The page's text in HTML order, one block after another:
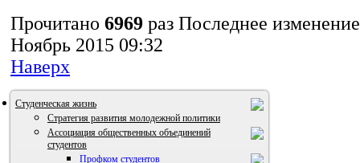
Прочитано 6969 раз Последнее
Ноябрь 2015 09:32
Наверх
Студенческая жизнь
Стратегия развития молодежной политики
Ассоциация общественных объединений
студентов
Профком студентов